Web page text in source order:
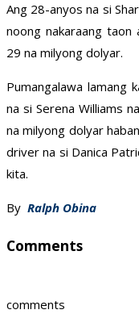
Ang 28-anyos na si
noong nakaraang
29 na milyong dolyar.
Pumangalawa lamang
na si Serena Williams
na milyong dolyar
driver na si Danica
kita.
By Ralph Obina
Comments
comments